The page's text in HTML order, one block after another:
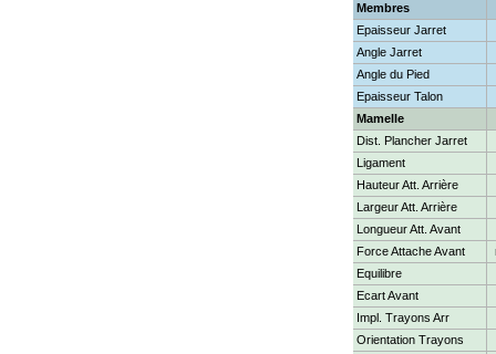
Membres
Epaisseur Jarret
Angle Jarret
Angle du Pied
Epaisseur Talon
Mamelle
Dist. Plancher Jarret
Ligament
Hauteur Att. Arrière
Largeur Att. Arrière
Longueur Att. Avant
Force Attache Avant
Equilibre
Ecart Avant
Impl. Trayons Arr
Orientation Trayons